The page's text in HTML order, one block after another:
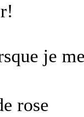
je
rose